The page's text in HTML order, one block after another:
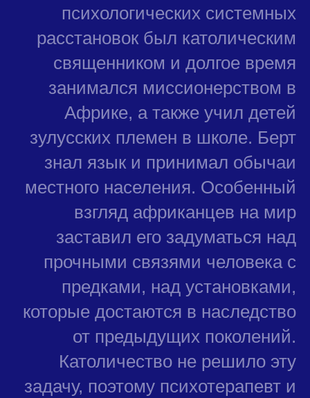
психологических системных
расстановок был католическим
священником и долгое время
занимался миссионерством в
Африке, а также учил детей
зулусских племен в школе. Берт
знал язык и принимал обычаи
местного населения. Особенный
взгляд африканцев на мир
заставил его задуматься над
прочными связями человека с
предками, над установками,
которые достаются в наследство
от предыдущих поколений.
Католичество не решило эту
задачу, поэтому психотерапевт и